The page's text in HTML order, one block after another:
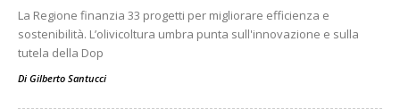
La Regione finanzia 33 progetti per migliorare efficienza e
sostenibilità. L’olivicoltura umbra punta sull'innovazione e sulla
tutela della Dop
Di Gilberto Santucci